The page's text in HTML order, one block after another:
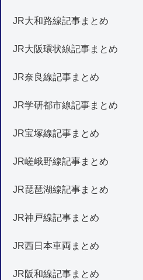
JR大和路線記事まとめ
JR大阪環状線記事まとめ
JR奈良線記事まとめ
JR学研都市線記事まとめ
JR宝塚線記事まとめ
JR嵯峨野線記事まとめ
JR琵琶湖線記事まとめ
JR神戸線記事まとめ
JR西日本車両まとめ
JR阪和線記事まとめ